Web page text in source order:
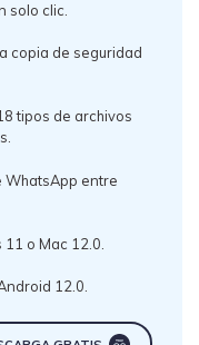
solo clic.
copia de seguridad
tipos de archivos
WhatsApp entre
o Mac 12.0.
12.0.